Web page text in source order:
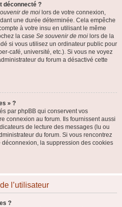
déconnecté ?
de moi lors de votre connexion,
une durée déterminée. Cela empêche
à votre insu en utilisant le même
la case Se souvenir de moi lors de la
si vous utilisez un ordinateur public pour
café, université, etc.). Si vous ne voyez
du forum a désactivé cette
» ?
par phpBB qui conservent vos
connexion au forum. Ils fournissent aussi
de lecture des messages (lu ou
du forum. Si vous rencontrez
la suppression des cookies
l’utilisateur
?